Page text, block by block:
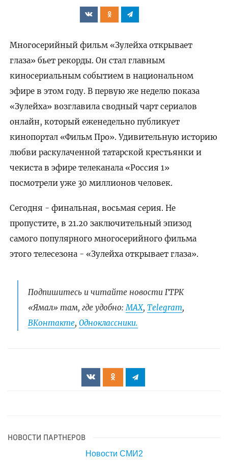
Многосерийный фильм «Зулейха открывает
глаза» бьет рекорды. Он стал главным
киносериальным событием в национальном
эфире в этом году. В первую же неделю показа
«Зулейха» возглавила сводный чарт сериалов
онлайн, который еженедельно публикует
кинопортал «Фильм Про». Удивительную историю
любви раскулаченной татарской крестьянки и
чекиста в эфире телеканала «Россия 1»
посмотрели уже 30 миллионов человек.
Сегодня - финальная, восьмая серия. Не
пропустите, в 21.20 заключительный эпизод
самого популярного многосерийного фильма
этого телесезона - «Зулейха открывает глаза».
Подпишитесь и читайте новости ГТРК
«Ямал» там, где удобно: МАХ, Telegram,
ВКонтакте, Одноклассники.
НОВОСТИ ПАРТНЕРОВ
Новости СМИ2